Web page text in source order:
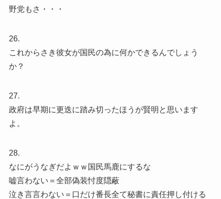
野党もさ・・・
26.
これからさき彼女が国民の為に何かできるんでしょう
か？
27.
政府は早期に更迭に踏み切ったほうが賢明と思います
よ。
28.
なにがうなぎだよｗｗ国民馬鹿にするな
嘘言わない＝全部偽装忖度隠蔽
泣き言言わない＝口だけ番長全て秘書に責任押し付ける